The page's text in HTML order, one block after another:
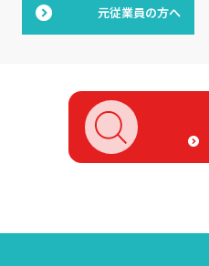
元従業員の方へ